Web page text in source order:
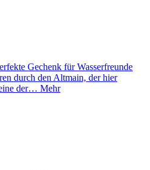
Gechenk für Wasserfreunde
durch den Altmain, der hier
der… Mehr